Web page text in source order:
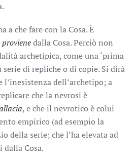
a che fare con la Cosa. È
provienedalla Cosa. Perciò non
archetipica, come una ‘prima
serie di repliche o di copie. Si dirà
l’inesistenza dell’archetipo; a
che la nevrosi è
, e che il nevrotico è colui
empirico (ad esempio la
della serie; che l’ha elevata ad
dalla Cosa.